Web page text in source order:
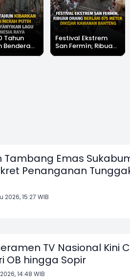
Tahun
Bendera
Sambil
Festival Ekstrem
San Fermín, Ribuan
Orang Berlari 875
Tambang Emas
Penanganan
2026, 15:27 WIB
TV Nasional Kini
OB hingga Sopir
14:48 WIB